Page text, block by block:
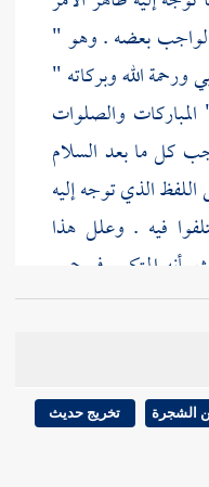
بعضه . وهو "
ورحمة الله وبركاته "
والصلوات
كل ما بعد السلام
الذي توجه إليه
فيه . وعلل هذا
المتكرر في جميع
في بعض الروايات
إليها . .
الشجرة تخريج حديث